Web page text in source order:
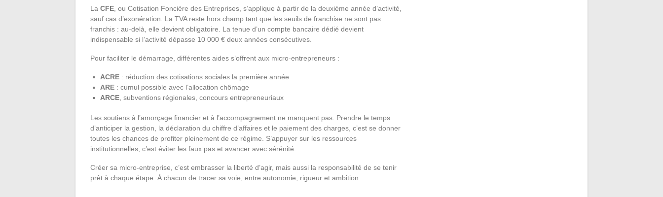
La CFE , ou Cotisation Foncière des Entreprises, s’applique à partir de la deuxième année d’activité,
sauf cas d’exonération. La TVA reste hors champ tant que les seuils de franchise ne sont pas
franchis : au-delà, elle devient obligatoire. La tenue d’un compte bancaire dédié devient
indispensable si l’activité dépasse 10 000 € deux années consécutives.
Pour faciliter le démarrage, différentes aides s’offrent aux micro-entrepreneurs :
ACRE : réduction des cotisations sociales la première année
ARE : cumul possible avec l’allocation chômage
ARCE , subventions régionales, concours entrepreneuriaux
Les soutiens à l’amorçage financier et à l’accompagnement ne manquent pas. Prendre le temps
d’anticiper la gestion, la déclaration du chiffre d’affaires et le paiement des charges, c’est se donner
toutes les chances de profiter pleinement de ce régime. S’appuyer sur les ressources
institutionnelles, c’est éviter les faux pas et avancer avec sérénité.
Créer sa micro-entreprise, c’est embrasser la liberté d’agir, mais aussi la responsabilité de se tenir
prêt à chaque étape. À chacun de tracer sa voie, entre autonomie, rigueur et ambition.